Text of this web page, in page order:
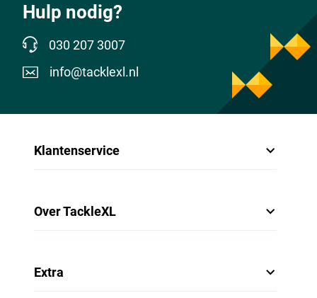
Hulp nodig?
030 207 3007
info@tacklexl.nl
Klantenservice
Over TackleXL
Extra